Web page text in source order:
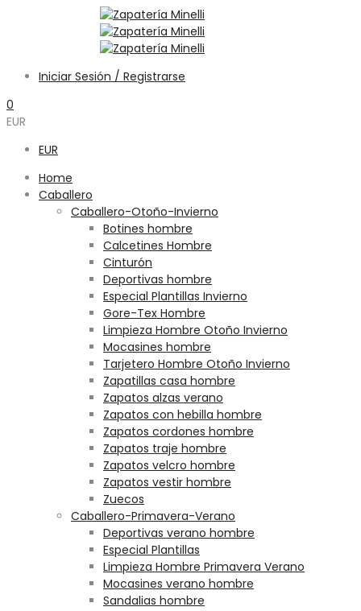
Iniciar Sesión / Registrarse
0
EUR
EUR
Home
Caballero
Caballero-Otoño-Invierno
Botines hombre
Calcetines Hombre
Cinturón
Deportivas hombre
Especial Plantillas Invierno
Gore-Tex Hombre
Limpieza Hombre Otoño Invierno
Mocasines hombre
Tarjetero Hombre Otoño Invierno
Zapatillas casa hombre
Zapatos alzas verano
Zapatos con hebilla hombre
Zapatos cordones hombre
Zapatos traje hombre
Zapatos velcro hombre
Zapatos vestir hombre
Zuecos
Caballero-Primavera-Verano
Deportivas verano hombre
Especial Plantillas
Limpieza Hombre Primavera Verano
Mocasines verano hombre
Sandalias hombre